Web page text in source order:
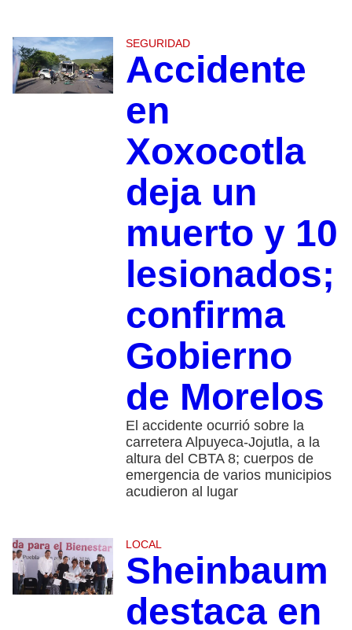
SEGURIDAD
Accidente
en
Xoxocotla
deja un
muerto y 10
lesionados;
confirma
Gobierno
de Morelos
El accidente ocurrió sobre la
carretera Alpuyeca-Jojutla, a la
altura del CBTA 8; cuerpos de
emergencia de varios municipios
acudieron al lugar
LOCAL
Sheinbaum
destaca en